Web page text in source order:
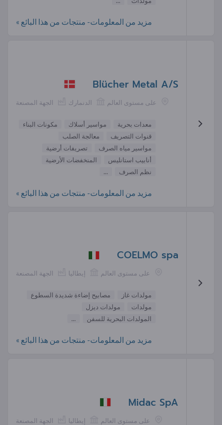
مزيد من المعلومات- منتجات من هذا البائع »
Blücher Metal A/S
الجهة المصنعة الدنمارك على مستوى العالم
معدات بحرية مواسير أسلاك
مكونات البناء
قنوات التصريف
معالجة الصلب
مواسير مياه الصرف
تصريفات أرضية
أنابيب استانليس
المنخفضات الأرضية
نظم الصرف
...
مزيد من المعلومات- منتجات من هذا البائع »
COELMO spa
الجهة المصنعة إيطاليا على مستوى العالم
مولدات غاز
مصابيح إضاءة شديدة السطوع
مولدات
مولدات ديزل
المولدات البحرية للسفن
...
مزيد من المعلومات- منتجات من هذا البائع »
Midac SpA
الجهة المصنعة إيطاليا على مستوى العالم